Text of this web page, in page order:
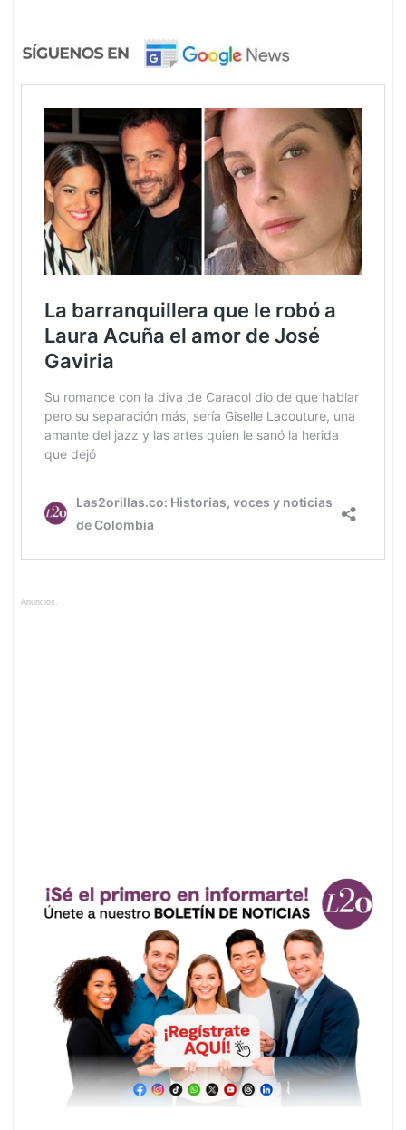
Anuncios.